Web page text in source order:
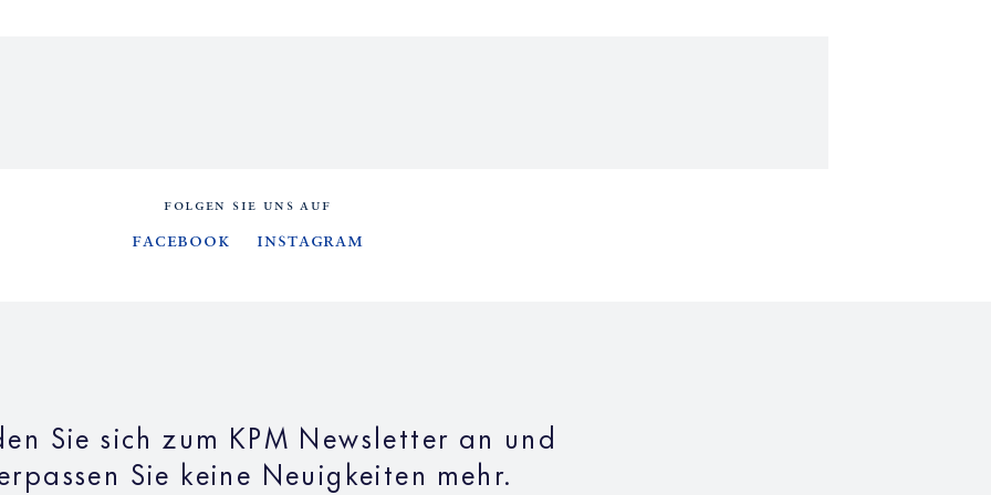
FOLGEN SIE UNS AUF
Facebook Instagram
Sie sich zum KPM Newsletter an und
Sie keine Neuigkeiten mehr.